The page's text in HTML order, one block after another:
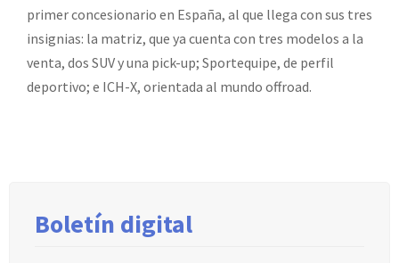
primer concesionario en España, al que llega con sus tres
insignias: la matriz, que ya cuenta con tres modelos a la
venta, dos SUV y una pick-up; Sportequipe, de perfil
deportivo; e ICH-X, orientada al mundo offroad.
Boletín digital